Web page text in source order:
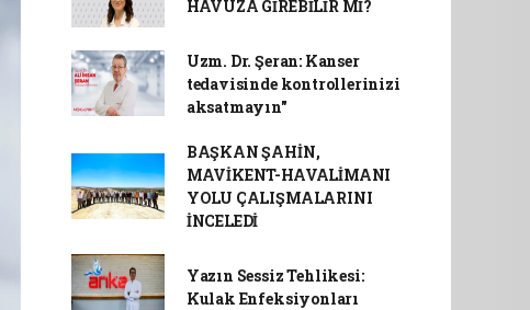
HAVUZA GİREBİLİR Mİ?
Uzm. Dr. Şeran: Kanser
tedavisinde kontrollerinizi
aksatmayın"
BAŞKAN ŞAHİN,
MAVİKENT-HAVALİMANI
YOLU ÇALIŞMALARINI
İNCELEDİ
Yazın Sessiz Tehlikesi:
Kulak Enfeksiyonları